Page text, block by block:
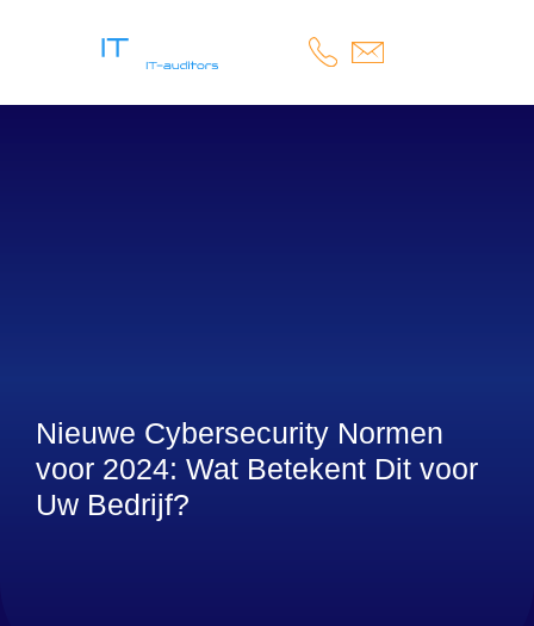
Nieuwe Cybersecurity Normen
voor 2024: Wat Betekent Dit voor
Uw Bedrijf?